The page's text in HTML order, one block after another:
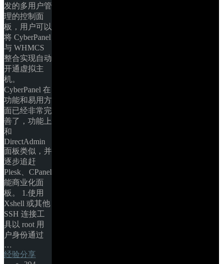
发的多用户管
理的控制面
板，用户可以
将 CyberPanel
与 WHMCS
整合实现自动
开通虚拟主
机。
CyberPanel 在
功能和易用方
面已经非常完
善了，功能上
和
DirectAdmin
面板类似，并
逐步追赶
Plesk、CPanel
能商业化面
板。 1.使用
Xshell 或其他
SSH 连接工
具以 root 用
户身份通过​​
…
经验分享